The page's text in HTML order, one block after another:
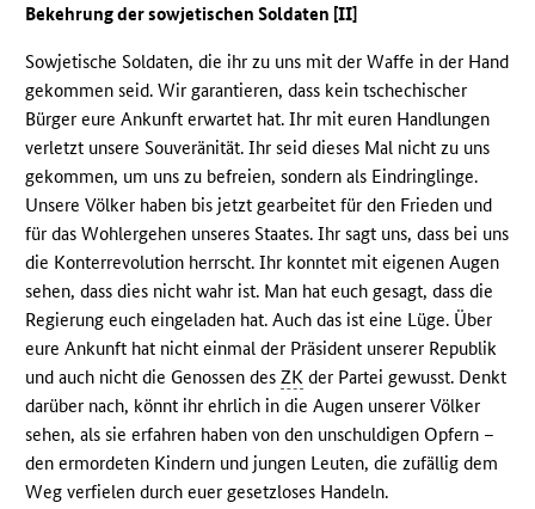
Bekehrung der sowjetischen Soldaten [II]
Sowjetische Soldaten, die ihr zu uns mit der Waffe in der Hand
gekommen seid. Wir garantieren, dass kein tschechischer
Bürger eure Ankunft erwartet hat. Ihr mit euren Handlungen
verletzt unsere Souveränität. Ihr seid dieses Mal nicht zu uns
gekommen, um uns zu befreien, sondern als Eindringlinge.
Unsere Völker haben bis jetzt gearbeitet für den Frieden und
für das Wohlergehen unseres Staates. Ihr sagt uns, dass bei uns
die Konterrevolution herrscht. Ihr konntet mit eigenen Augen
sehen, dass dies nicht wahr ist. Man hat euch gesagt, dass die
Regierung euch eingeladen hat. Auch das ist eine Lüge. Über
eure Ankunft hat nicht einmal der Präsident unserer Republik
und auch nicht die Genossen desZK der Partei gewusst. Denkt
darüber nach, könnt ihr ehrlich in die Augen unserer Völker
sehen, als sie erfahren haben von den unschuldigen Opfern –
den ermordeten Kindern und jungen Leuten, die zufällig dem
Weg verfielen durch euer gesetzloses Handeln.